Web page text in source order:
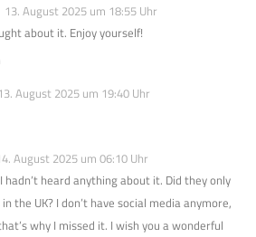
13. August 2025 um 18:55 Uhr
about it. Enjoy yourself!
August 2025 um 19:40 Uhr
August 2025 um 06:10 Uhr
hadn’t heard anything about it. Did they only
the UK? I don’t have social media anymore,
why I missed it. I wish you a wonderful